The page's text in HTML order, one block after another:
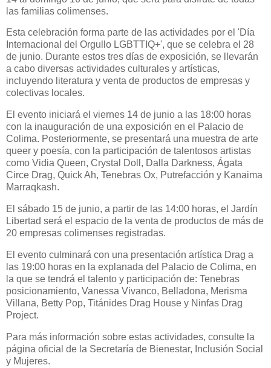
las familias colimenses.
Esta celebración forma parte de las actividades por el 'Día
Internacional del Orgullo LGBTTIQ+', que se celebra el 28
de junio. Durante estos tres días de exposición, se llevarán
a cabo diversas actividades culturales y artísticas,
incluyendo literatura y venta de productos de empresas y
colectivas locales.
El evento iniciará el viernes 14 de junio a las 18:00 horas
con la inauguración de una exposición en el Palacio de
Colima. Posteriormente, se presentará una muestra de arte
queer y poesía, con la participación de talentosos artistas
como Vidia Queen, Crystal Doll, Dalla Darkness, Ágata
Circe Drag, Quick Ah, Tenebras Ox, Putrefacción y Kanaima
Marraqkash.
El sábado 15 de junio, a partir de las 14:00 horas, el Jardín
Libertad será el espacio de la venta de productos de más de
20 empresas colimenses registradas.
El evento culminará con una presentación artística Drag a
las 19:00 horas en la explanada del Palacio de Colima, en
la que se tendrá el talento y participación de: Tenebras
posicionamiento, Vanessa Vivanco, Belladona, Merisma
Villana, Betty Pop, Titánides Drag House y Ninfas Drag
Project.
Para más información sobre estas actividades, consulte la
página oficial de la Secretaría de Bienestar, Inclusión Social
y Mujeres.